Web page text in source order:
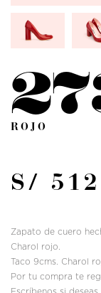
ROJO
S/ 512
Zapato de cuero
Charol rojo.
Taco 9cms. Charol
Por tu compra te